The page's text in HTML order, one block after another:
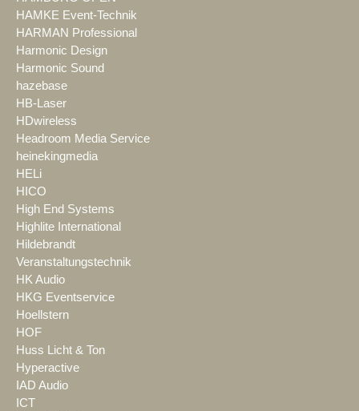
HAMKE Event-Technik
HARMAN Professional
Harmonic Design
Harmonic Sound
hazebase
HB-Laser
HDwireless
Headroom Media Service
heinekingmedia
HELi
HICO
High End Systems
Highlite International
Hildebrandt
Veranstaltungstechnik
HK Audio
HKG Eventservice
Hoellstern
HOF
Huss Licht & Ton
Hyperactive
IAD Audio
ICT